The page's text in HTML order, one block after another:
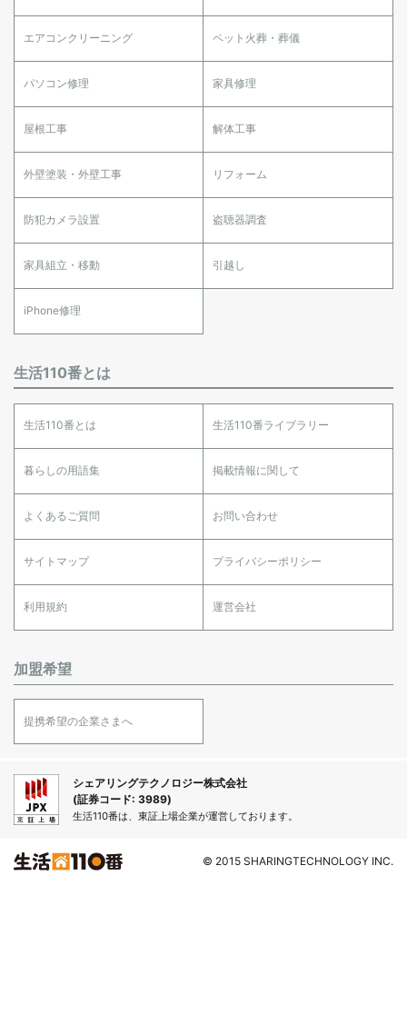
エアコンクリーニング ペット火葬・葬儀
パソコン修理 家具修理
屋根工事 解体工事
外壁塗装・外壁工事 リフォーム
防犯カメラ設置 盗聴器調査
家具組立・移動 引越し
iPhone修理
生活110番とは
生活110番とは 生活110番ライブラリー
暮らしの用語集 掲載情報に関して
よくあるご質問 お問い合わせ
サイトマップ プライバシーポリシー
利用規約 運営会社
加盟希望
提携希望の企業さまへ
シェアリングテクノロジー株式会社
(証券コード: 3989)
生活110番は、東証上場企業が運営しております。
© 2015 SHARINGTECHNOLOGY INC.